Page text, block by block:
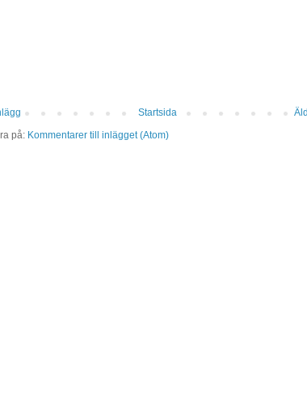
Startsida
på: Kommentarer till inlägget (Atom)